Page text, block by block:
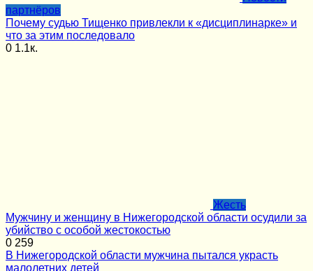
партнёров
Почему судью Тищенко привлекли к «дисциплинарке» и
что за этим последовало
0 1.1к.
Жесть
Мужчину и женщину в Нижегородской области осудили за
убийство с особой жестокостью
0 259
В Нижегородской области мужчина пытался украсть
малолетних детей